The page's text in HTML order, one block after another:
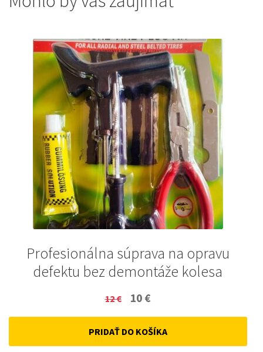
Profesionálna súprava na opravu
defektu bez demontáže kolesa
12€
Original
price
was:
10 €
price
is:
PRIDAŤ DO KOŠÍKA